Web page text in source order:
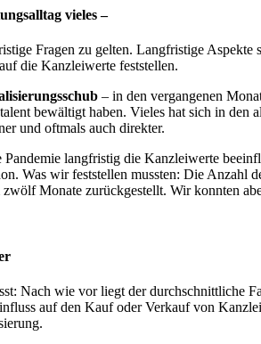
vieles –
Fragen zu gelten. Langfristige Aspekte
die Kanzleiwerte feststellen.
– in den vergangenen
bewältigt haben. Vieles hat sich in
und oftmals auch direkter.
langfristig die Kanzleiwerte
Was wir feststellen mussten: Die
Monate zurückgestellt. Wir konnten
Nach wie vor liegt der durchschnittliche
auf den Kauf oder Verkauf von